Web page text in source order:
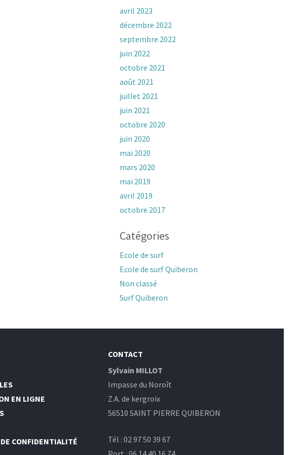
avril 2023
décembre 2022
septembre 2022
juin 2022
octobre 2021
août 2021
juillet 2021
juin 2021
octobre 2020
juin 2020
mai 2020
mars 2020
mai 2019
avril 2019
octobre 2017
Catégories
Ecole de surf
Ecole de surf Quiberon
Non classé
Surf Quiberon
EN LIGNE
CONFIDENTIALITÉ
CONTACT
Sylvain MILLOT
Impasse du Noroît
Z.A. de kergroix
56510 SAINT PIERRE QUIBERON
Tél : 02 97 50 39 67